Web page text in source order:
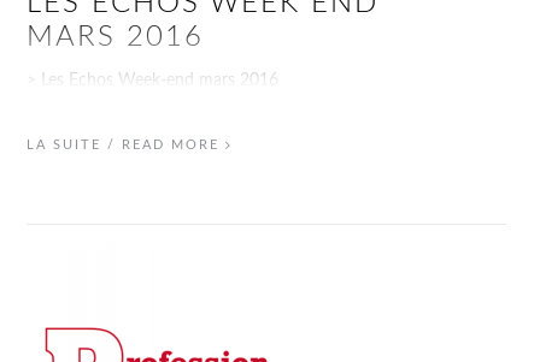
MARS 2016
> Les Echos Week-end mars 2016
LA SUITE / READ MORE